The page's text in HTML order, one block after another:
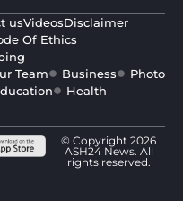
usVideosDisclaimer
Of Ethics
Team Business
Photo
Health
© Copyright 2026
ASH24 News. All
rights reserved.